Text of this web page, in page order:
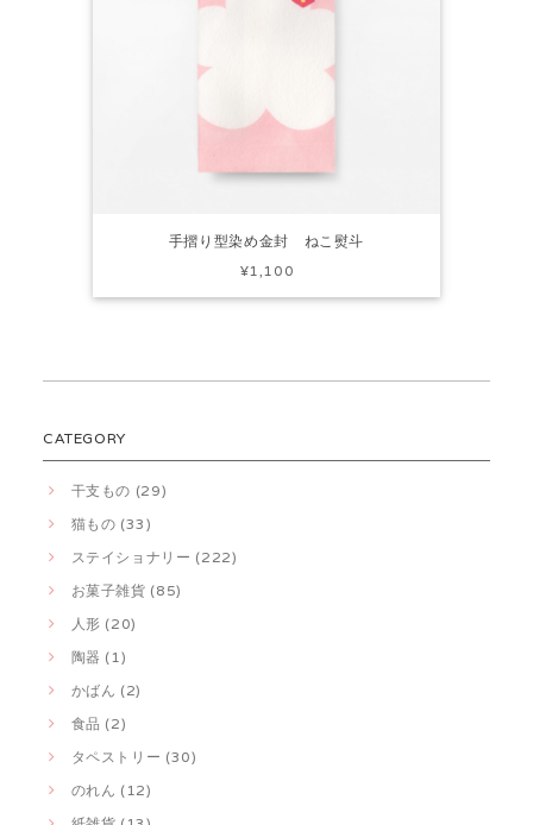
手摺り型染め金封 ねこ熨斗
¥1,100
CATEGORY
干支もの (29)
猫もの (33)
ステイショナリー (222)
お菓子雑貨 (85)
人形 (20)
陶器 (1)
かばん (2)
食品 (2)
タペストリー (30)
のれん (12)